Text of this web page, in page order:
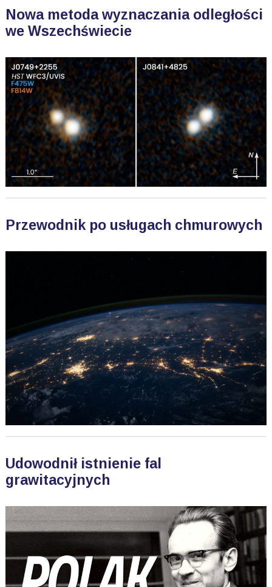
Nowa metoda wyznaczania odległości
we Wszechświecie
Przewodnik po usługach chmurowych
Udowodnił istnienie fal
grawitacyjnych